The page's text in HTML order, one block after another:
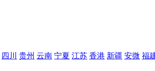
四川 贵州 云南 宁夏 江苏 香港 新疆 安微 福